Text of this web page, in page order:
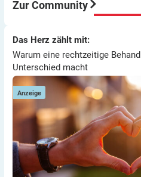
immer wieder so machen.
Zur Community
Warum eine rechtzeitige
Das Herz zählt mit:
Warum eine rechtzeitige
Unterschied macht
Anzeige